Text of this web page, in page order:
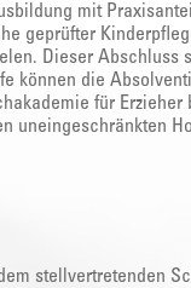
mit
geprüfter
Dieser Abschluss
können die
für
uneingeschränkten
stellvertretenden